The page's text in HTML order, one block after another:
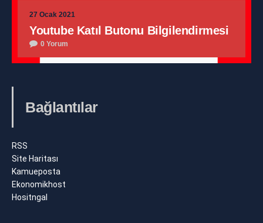
27 Ocak 2021
Youtube Katıl Butonu Bilgilendirmesi
0 Yorum
Bağlantılar
RSS
Site Haritası
Kamueposta
Ekonomikhost
Hositngal